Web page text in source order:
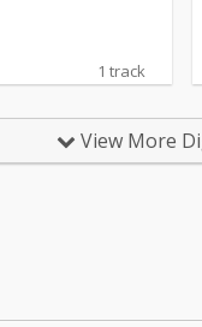
1 track
View More